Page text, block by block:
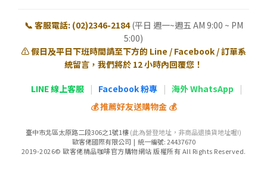
📞 客服電話: (02)2346-2184 (平日 週一~週五 AM 9:00 ~ PM
5:00)
⚠️ 假日及平日下班時間請至下方的 Line / Facebook / 訂單系
統留言，我們將於 12 小時內回覆您！
LINE 線上客服 | Facebook 粉專 | 海外 WhatsApp
|
💰 推薦好友送購物金 💰
臺中市北區太原路二段306之1號1樓(此為營登地址，非商品退換貨地址喔!)
歐客佬國際有限公司 | 統一編號: 24437670
2019-2026© 歐客佬精品咖啡官方購物網站 版權所有 All Rights Reserved.